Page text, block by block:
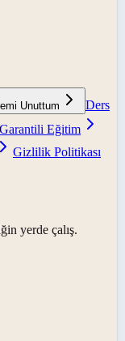
Unuttum
Ders
Garantili Eğitim
Gizlilik Politikası
yerde çalış.